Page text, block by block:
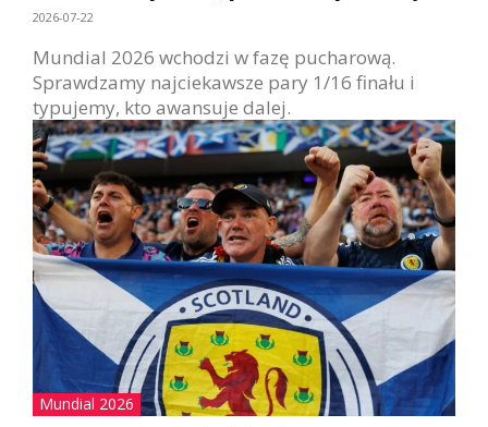
2026-07-22
Mundial 2026 wchodzi w fazę pucharową.
Sprawdzamy najciekawsze pary 1/16 finału i
typujemy, kto awansuje dalej.
Mundial 2026